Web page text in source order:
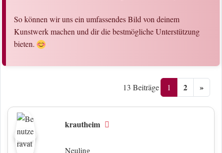
So können wir uns ein umfassendes Bild von deinem
Kunstwerk machen und dir die bestmögliche Unterstützung
bieten.
13 Beiträge 1 2 »
krautheim
Neuling